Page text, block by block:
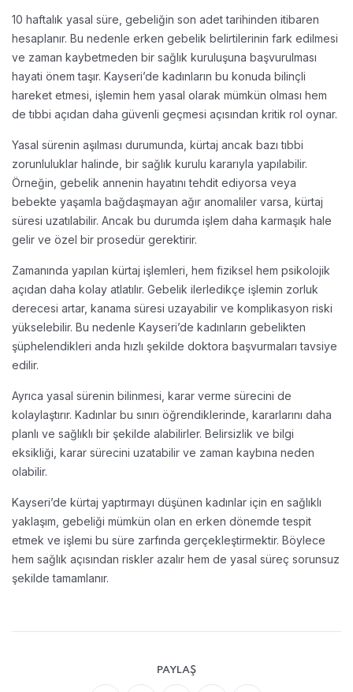
10 haftalık yasal süre, gebeliğin son adet tarihinden itibaren
hesaplanır. Bu nedenle erken gebelik belirtilerinin fark edilmesi
ve zaman kaybetmeden bir sağlık kuruluşuna başvurulması
hayati önem taşır. Kayseri’de kadınların bu konuda bilinçli
hareket etmesi, işlemin hem yasal olarak mümkün olması hem
de tıbbi açıdan daha güvenli geçmesi açısından kritik rol oynar.
Yasal sürenin aşılması durumunda, kürtaj ancak bazı tıbbi
zorunluluklar halinde, bir sağlık kurulu kararıyla yapılabilir.
Örneğin, gebelik annenin hayatını tehdit ediyorsa veya
bebekte yaşamla bağdaşmayan ağır anomaliler varsa, kürtaj
süresi uzatılabilir. Ancak bu durumda işlem daha karmaşık hale
gelir ve özel bir prosedür gerektirir.
Zamanında yapılan kürtaj işlemleri, hem fiziksel hem psikolojik
açıdan daha kolay atlatılır. Gebelik ilerledikçe işlemin zorluk
derecesi artar, kanama süresi uzayabilir ve komplikasyon riski
yükselebilir. Bu nedenle Kayseri’de kadınların gebelikten
şüphelendikleri anda hızlı şekilde doktora başvurmaları tavsiye
edilir.
Ayrıca yasal sürenin bilinmesi, karar verme sürecini de
kolaylaştırır. Kadınlar bu sınırı öğrendiklerinde, kararlarını daha
planlı ve sağlıklı bir şekilde alabilirler. Belirsizlik ve bilgi
eksikliği, karar sürecini uzatabilir ve zaman kaybına neden
olabilir.
Kayseri’de kürtaj yaptırmayı düşünen kadınlar için en sağlıklı
yaklaşım, gebeliği mümkün olan en erken dönemde tespit
etmek ve işlemi bu süre zarfında gerçekleştirmektir. Böylece
hem sağlık açısından riskler azalır hem de yasal süreç sorunsuz
şekilde tamamlanır.
PAYLAŞ